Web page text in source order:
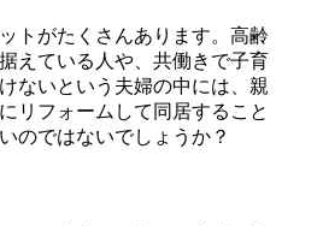
トがたくさんあります。高齢
えている人や、共働きで子育
ないという夫婦の中には、親
リフォームして同居すること
のではないでしょうか？